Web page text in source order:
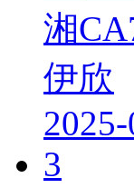
湘
伊欣
3